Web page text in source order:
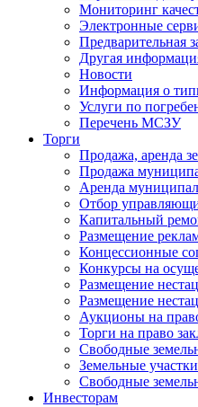
Мониторинг
Электронные
Предварительная
Другая
Новости
Информация о
Услуги по
Перечень МСЗУ
Торги
Продажа, аренда
Продажа
Аренда
Отбор
Капитальный
Размещение
Концессионные
Конкурсы на
Размещение
Размещение
Аукционы на
Торги на право
Свободные
Земельные
Свободные
Инвесторам